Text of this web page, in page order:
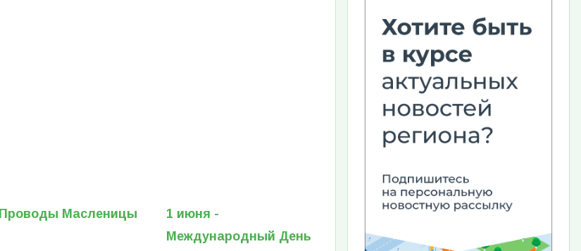
Проводы Масленицы
1 июня -
Международный День